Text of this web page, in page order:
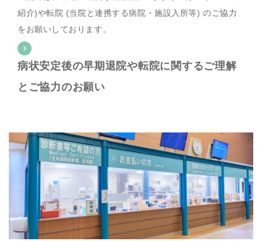
紹介)や転院 (当院と連携する病院・施設入所等) のご協力
をお願いしております。
病状安定後の早期退院や転院に関するご理解
とご協力のお願い